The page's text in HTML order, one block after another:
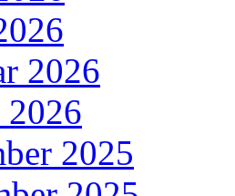
2026
2026
2025